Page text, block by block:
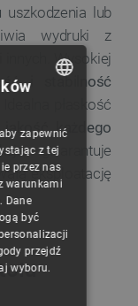
uszkodzenia lub
wydruki z
innych. Wysokiej
i stabilność
. Idealna płaskość
jakość każdego
gwarantuje
eksploatację
CZECH
ENGLISH
GERMAN
zapewnić
z tej
przez nas
warunkami
Dane
być
przejdź
wyboru.